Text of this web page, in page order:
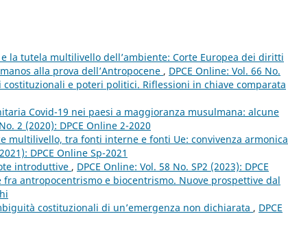
la tutela multilivello dell’ambiente: Corte Europea dei diritti
alla prova dell’Antropocene , DPCE Online: Vol. 66 No.
costituzionali e poteri politici. Riflessioni in chiave comparata
Covid-19 nei paesi a maggioranza musulmana: alcune
2 (2020): DPCE Online 2-2020
multilivello, tra fonti interne e fonti Ue: convivenza armonica
DPCE Online Sp-2021
introduttive , DPCE Online: Vol. 58 No. SP2 (2023): DPCE
antropocentrismo e biocentrismo. Nuove prospettive dal
costituzionali di un’emergenza non dichiarata , DPCE